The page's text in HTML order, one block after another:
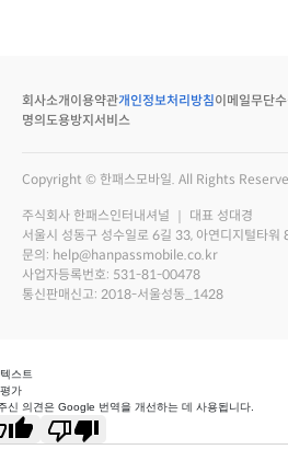
회사소개 이용약관개인정보처리방침이메일무단
명의도용방지서비스
Copyright © 한패스모바일. All Rights
주식회사 한패스인터내셔널 ｜ 대표 성대경
서울시 성동구 성수일로 6길 33, 아연디지털타워
문의: help@hanpassmobile.co.kr
사업자등록번호: 531-81-00478
통신판매신고: 2018-서울성동_1428
스트
가
신 의견은 Google 번역을 개선하는 데 사용됩니다.